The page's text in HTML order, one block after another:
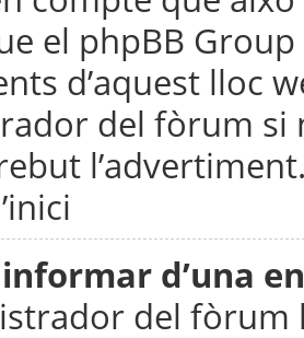
el phpBB
d’aquest lloc
del fòrum
d’una
del